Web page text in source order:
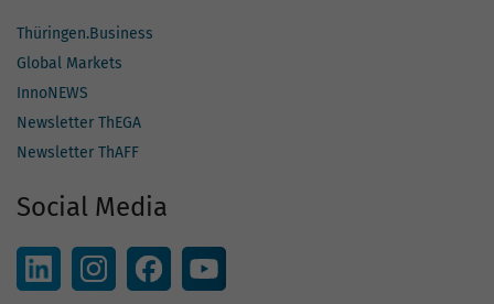
Thüringen.Business
Global Markets
InnoNEWS
Newsletter ThEGA
Newsletter ThAFF
Social Media